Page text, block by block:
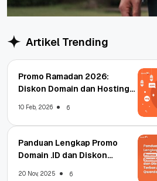
Artikel Trending
Promo Ramadan 2026:
Diskon Domain dan Hosting
10 Feb, 2026 6
Panduan Lengkap Promo
Domain .ID dan Diskon
20 Nov, 2025 6